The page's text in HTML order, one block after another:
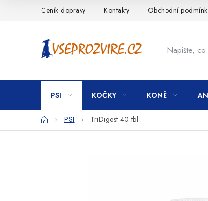
Ceník dopravy Kontakty Obchodní
PSI KOČKY KONĚ
DomůPSI TriDigest 40 tbl